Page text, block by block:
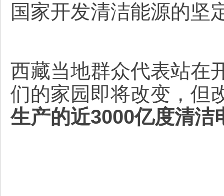
国家开发清洁能源的坚
西藏当地群众代表站在
们的家园即将改变，
生产的近3000亿度清洁